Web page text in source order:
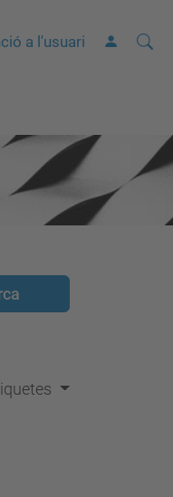
a l'usuari Cerca
C
a